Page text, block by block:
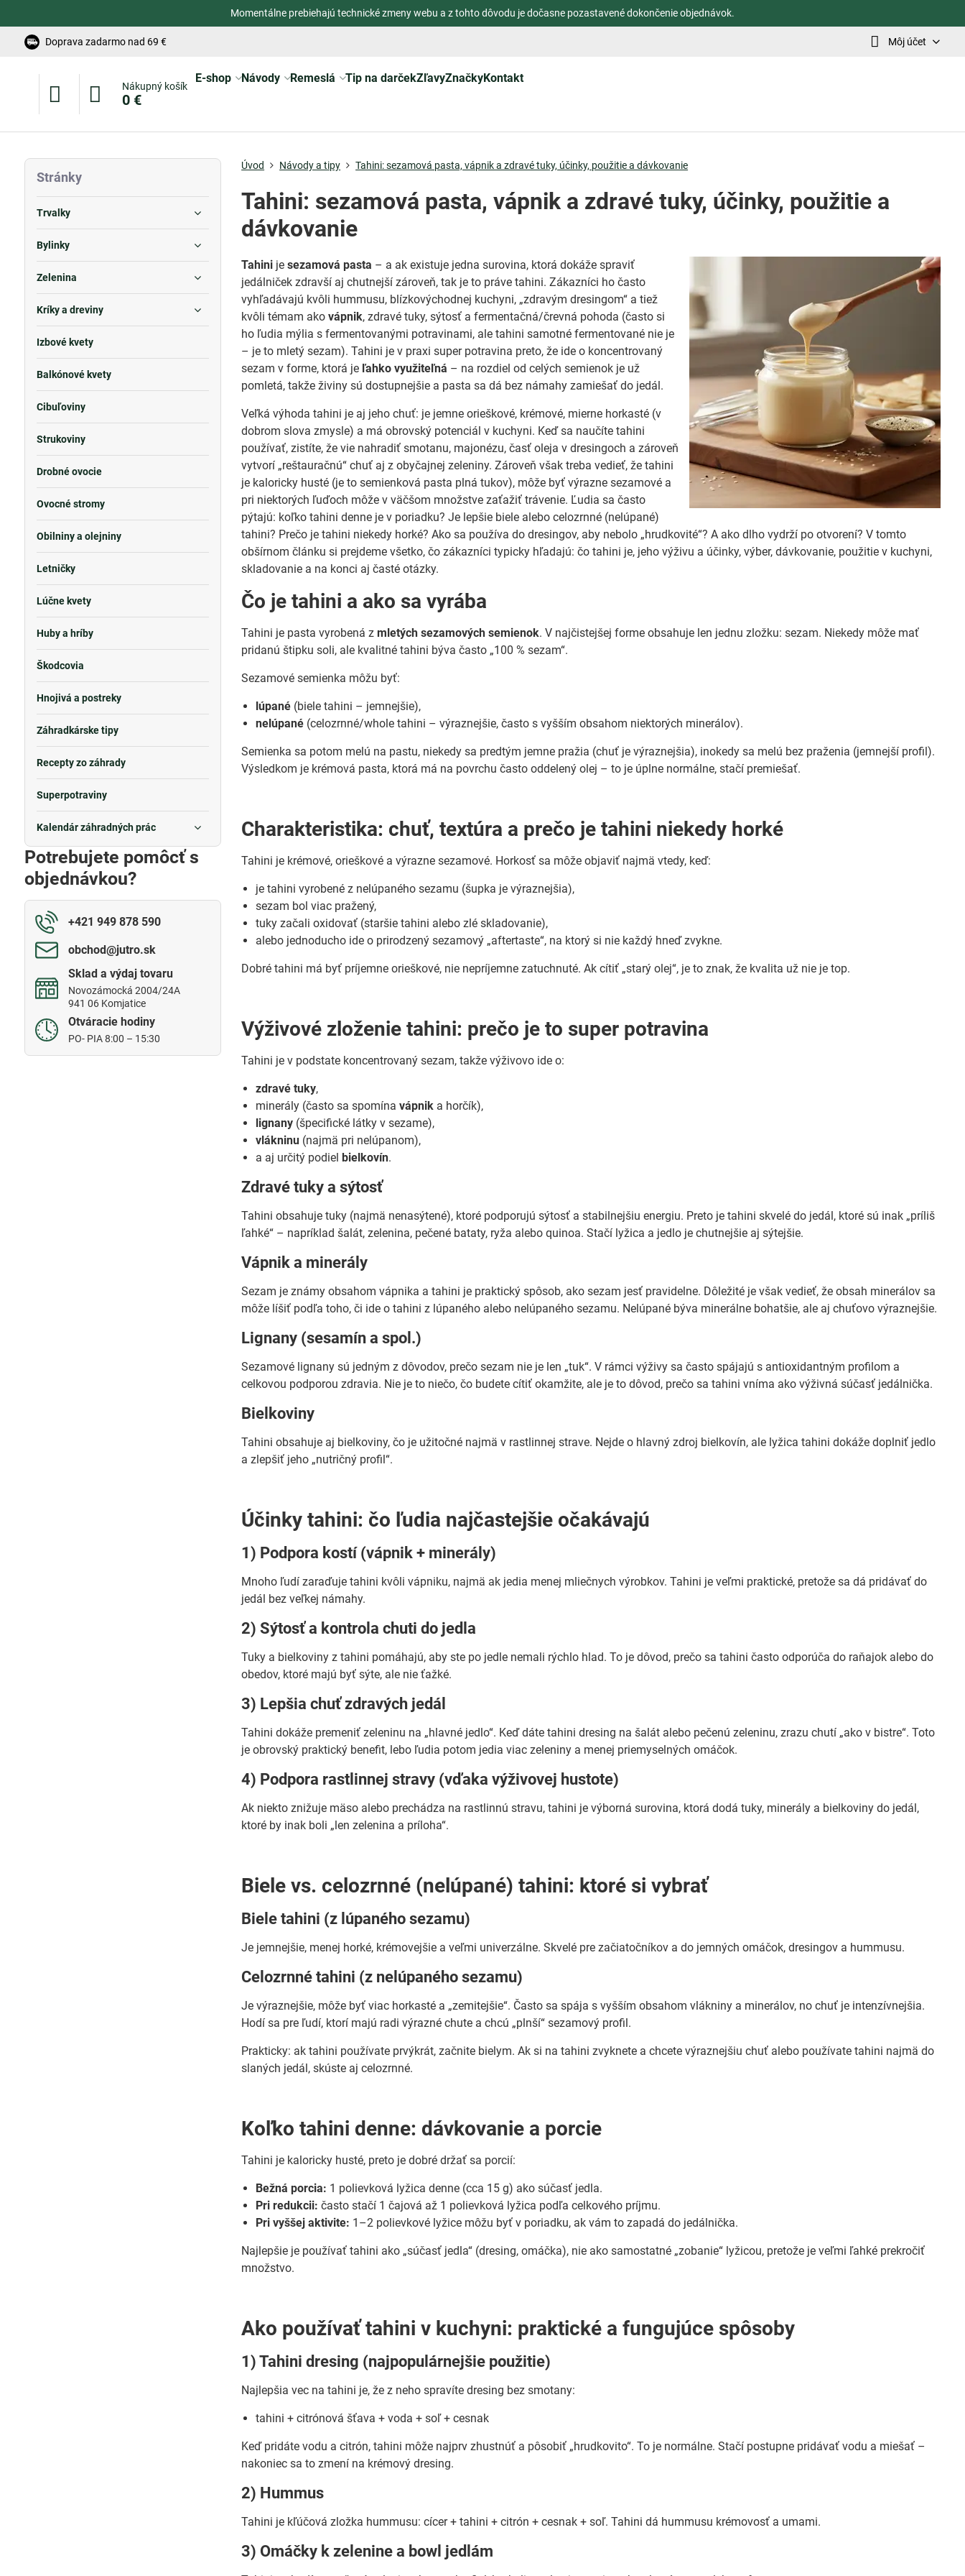
Momentálne prebiehajú technické zmeny webu a z tohto dôvodu je dočasne pozastavené dokončenie objednávok.
Doprava zadarmo nad 69 € Môj účet
Nákupný košík
0 €
E-shop Návody Remeslá Tip na darčekZľavyZnačkyKontakt
Úvod Návody a tipy Tahini: sezamová pasta, vápnik a zdravé tuky, účinky, použitie a dávkovanie
Tahini: sezamová pasta, vápnik a zdravé tuky, účinky, použitie a
dávkovanie
Tahini jesezamová pasta – a ak existuje jedna surovina, ktorá dokáže spraviť
jedálniček zdravší aj chutnejší zároveň, tak je to práve tahini. Zákazníci ho často
vyhľadávajú kvôli hummusu, blízkovýchodnej kuchyni, „zdravým dresingom“ a tiež
kvôli témam akovápnik, zdravé tuky, sýtosť a fermentačná/črevná pohoda (často si
ho ľudia mýlia s fermentovanými potravinami, ale tahini samotné fermentované nie je
– je to mletý sezam). Tahini je v praxi super potravina preto, že ide o koncentrovaný
sezam v forme, ktorá je ľahko využiteľná – na rozdiel od celých semienok je už
pomletá, takže živiny sú dostupnejšie a pasta sa dá bez námahy zamiešať do jedál.
Veľká výhoda tahini je aj jeho chuť: je jemne orieškové, krémové, mierne horkasté (v
dobrom slova zmysle) a má obrovský potenciál v kuchyni. Keď sa naučíte tahini
používať, zistíte, že vie nahradiť smotanu, majonézu, časť oleja v dresingoch a zároveň
vytvorí „reštauračnú“ chuť aj z obyčajnej zeleniny. Zároveň však treba vedieť, že tahini
je kaloricky husté (je to semienková pasta plná tukov), môže byť výrazne sezamové a
pri niektorých ľuďoch môže v väčšom množstve zaťažiť trávenie. Ľudia sa často
pýtajú: koľko tahini denne je v poriadku? Je lepšie biele alebo celozrnné (nelúpané)
tahini? Prečo je tahini niekedy horké? Ako sa používa do dresingov, aby nebolo „hrudkovité“? A ako dlho vydrží po otvorení? V tomto
obšírnom článku si prejdeme všetko, čo zákazníci typicky hľadajú: čo tahini je, jeho výživu a účinky, výber, dávkovanie, použitie v kuchyni,
skladovanie a na konci aj časté otázky.
Čo je tahini a ako sa vyrába
Tahini je pasta vyrobená zmletých sezamových semienok. V najčistejšej forme obsahuje len jednu zložku: sezam. Niekedy môže mať
pridanú štipku soli, ale kvalitné tahini býva často „100 % sezam“.
Sezamové semienka môžu byť:
lúpané (biele tahini – jemnejšie),
nelúpané (celozrnné/whole tahini – výraznejšie, často s vyšším obsahom niektorých minerálov).
Semienka sa potom melú na pastu, niekedy sa predtým jemne pražia (chuť je výraznejšia), inokedy sa melú bez praženia (jemnejší profil).
Výsledkom je krémová pasta, ktorá má na povrchu často oddelený olej – to je úplne normálne, stačí premiešať.
Charakteristika: chuť, textúra a prečo je tahini niekedy horké
Tahini je krémové, orieškové a výrazne sezamové. Horkosť sa môže objaviť najmä vtedy, keď:
je tahini vyrobené z nelúpaného sezamu (šupka je výraznejšia),
sezam bol viac pražený,
tuky začali oxidovať (staršie tahini alebo zlé skladovanie),
alebo jednoducho ide o prirodzený sezamový „aftertaste“, na ktorý si nie každý hneď zvykne.
Dobré tahini má byť príjemne orieškové, nie nepríjemne zatuchnuté. Ak cítiť „starý olej“, je to znak, že kvalita už nie je top.
Výživové zloženie tahini: prečo je to super potravina
Tahini je v podstate koncentrovaný sezam, takže výživovo ide o:
zdravé tuky,
minerály (často sa spomínavápnik a horčík),
lignany (špecifické látky v sezame),
vlákninu (najmä pri nelúpanom),
a aj určitý podielbielkovín.
Zdravé tuky a sýtosť
Tahini obsahuje tuky (najmä nenasýtené), ktoré podporujú sýtosť a stabilnejšiu energiu. Preto je tahini skvelé do jedál, ktoré sú inak „príliš
ľahké“ – napríklad šalát, zelenina, pečené bataty, ryža alebo quinoa. Stačí lyžica a jedlo je chutnejšie aj sýtejšie.
Vápnik a minerály
Sezam je známy obsahom vápnika a tahini je praktický spôsob, ako sezam jesť pravidelne. Dôležité je však vedieť, že obsah minerálov sa
môže líšiť podľa toho, či ide o tahini z lúpaného alebo nelúpaného sezamu. Nelúpané býva minerálne bohatšie, ale aj chuťovo výraznejšie.
Lignany (sesamín a spol.)
Sezamové lignany sú jedným z dôvodov, prečo sezam nie je len „tuk“. V rámci výživy sa často spájajú s antioxidantným profilom a
celkovou podporou zdravia. Nie je to niečo, čo budete cítiť okamžite, ale je to dôvod, prečo sa tahini vníma ako výživná súčasť jedálnička.
Bielkoviny
Tahini obsahuje aj bielkoviny, čo je užitočné najmä v rastlinnej strave. Nejde o hlavný zdroj bielkovín, ale lyžica tahini dokáže doplniť jedlo
a zlepšiť jeho „nutričný profil“.
Účinky tahini: čo ľudia najčastejšie očakávajú
1) Podpora kostí (vápnik + minerály)
Mnoho ľudí zaraďuje tahini kvôli vápniku, najmä ak jedia menej mliečnych výrobkov. Tahini je veľmi praktické, pretože sa dá pridávať do
jedál bez veľkej námahy.
2) Sýtosť a kontrola chuti do jedla
Tuky a bielkoviny z tahini pomáhajú, aby ste po jedle nemali rýchlo hlad. To je dôvod, prečo sa tahini často odporúča do raňajok alebo do
obedov, ktoré majú byť sýte, ale nie ťažké.
3) Lepšia chuť zdravých jedál
Tahini dokáže premeniť zeleninu na „hlavné jedlo“. Keď dáte tahini dresing na šalát alebo pečenú zeleninu, zrazu chutí „ako v bistre“. Toto
je obrovský praktický benefit, lebo ľudia potom jedia viac zeleniny a menej priemyselných omáčok.
4) Podpora rastlinnej stravy (vďaka výživovej hustote)
Ak niekto znižuje mäso alebo prechádza na rastlinnú stravu, tahini je výborná surovina, ktorá dodá tuky, minerály a bielkoviny do jedál,
ktoré by inak boli „len zelenina a príloha“.
Biele vs. celozrnné (nelúpané) tahini: ktoré si vybrať
Biele tahini (z lúpaného sezamu)
Je jemnejšie, menej horké, krémovejšie a veľmi univerzálne. Skvelé pre začiatočníkov a do jemných omáčok, dresingov a hummusu.
Celozrnné tahini (z nelúpaného sezamu)
Je výraznejšie, môže byť viac horkasté a „zemitejšie“. Často sa spája s vyšším obsahom vlákniny a minerálov, no chuť je intenzívnejšia.
Hodí sa pre ľudí, ktorí majú radi výrazné chute a chcú „plnší“ sezamový profil.
Prakticky: ak tahini používate prvýkrát, začnite bielym. Ak si na tahini zvyknete a chcete výraznejšiu chuť alebo používate tahini najmä do
slaných jedál, skúste aj celozrnné.
Koľko tahini denne: dávkovanie a porcie
Tahini je kaloricky husté, preto je dobré držať sa porcií:
Bežná porcia: 1 polievková lyžica denne (cca 15 g) ako súčasť jedla.
Pri redukcii: často stačí 1 čajová až 1 polievková lyžica podľa celkového príjmu.
Pri vyššej aktivite: 1–2 polievkové lyžice môžu byť v poriadku, ak vám to zapadá do jedálnička.
Najlepšie je používať tahini ako „súčasť jedla“ (dresing, omáčka), nie ako samostatné „zobanie“ lyžicou, pretože je veľmi ľahké prekročiť
množstvo.
Ako používať tahini v kuchyni: praktické a fungujúce spôsoby
1) Tahini dresing (najpopulárnejšie použitie)
Najlepšia vec na tahini je, že z neho spravíte dresing bez smotany:
tahini + citrónová šťava + voda + soľ + cesnak
Keď pridáte vodu a citrón, tahini môže najprv zhustnúť a pôsobiť „hrudkovito“. To je normálne. Stačí postupne pridávať vodu a miešať –
nakoniec sa to zmení na krémový dresing.
2) Hummus
Tahini je kľúčová zložka hummusu: cícer + tahini + citrón + cesnak + soľ. Tahini dá hummusu krémovosť a umami.
3) Omáčky k zelenine a bowl jedlám
Stránky
Trvalky
Bylinky
Zelenina
Kríky a dreviny
Izbové kvety
Balkónové kvety
Cibuľoviny
Strukoviny
Drobné ovocie
Ovocné stromy
Obilniny a olejniny
Letničky
Lúčne kvety
Huby a hríby
Škodcovia
Hnojivá a postreky
Záhradkárske tipy
Recepty zo záhrady
Superpotraviny
Kalendár záhradných prác
Potrebujete pomôcť s
objednávkou?
+421 949 878 590
obchod​@jutro​.sk
Sklad a výdaj tovaru
Novozámocká 2004/24A
941 06 Komjatice
Otváracie hodiny
PO- PIA 8:00 – 15:30